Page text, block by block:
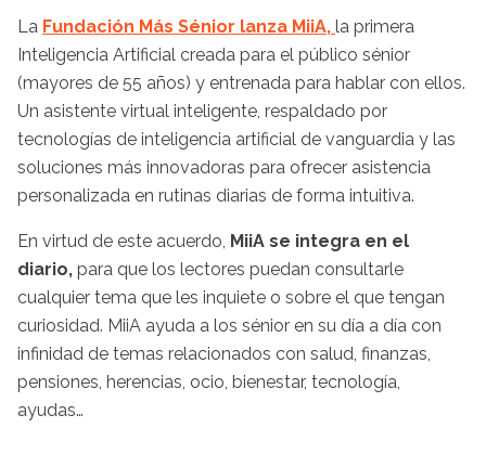
La Fundación Más Sénior lanza MiiA, la primera
Inteligencia Artificial creada para el público sénior
(mayores de 55 años) y entrenada para hablar con ellos.
Un asistente virtual inteligente, respaldado por
tecnologías de inteligencia artificial de vanguardia y las
soluciones más innovadoras para ofrecer asistencia
personalizada en rutinas diarias de forma intuitiva.
En virtud de este acuerdo, MiiA se integra en el
diario, para que los lectores puedan consultarle
cualquier tema que les inquiete o sobre el que tengan
curiosidad. MiiA ayuda a los sénior en su día a día con
infinidad de temas relacionados con salud, finanzas,
pensiones, herencias, ocio, bienestar, tecnología,
ayudas…